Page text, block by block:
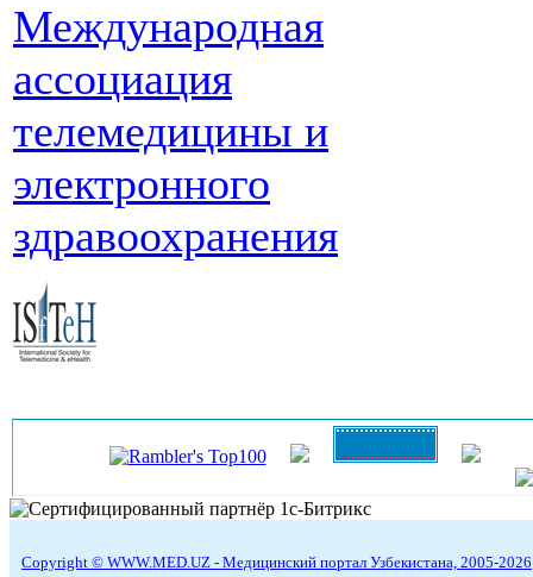
Международная
ассоциация
телемедицины и
электронного
здравоохранения
Copyright © WWW.MED.UZ - Медицинский портал Узбекистана, 2005-2026